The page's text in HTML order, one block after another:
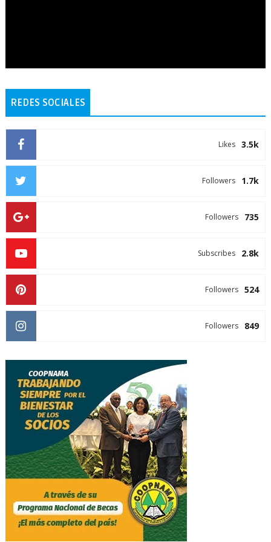
REDES SOCIALES
3.5k
Likes
1.7k
Followers
735
Followers
2.8k
Subscribes
524
Followers
849
Followers